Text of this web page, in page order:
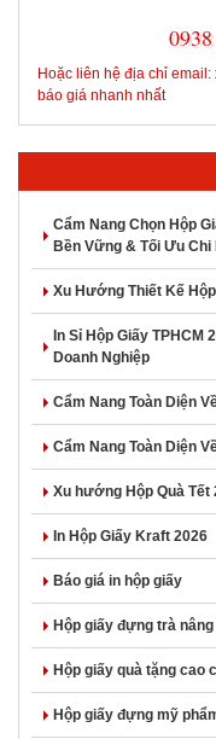
Hoặc liên hệ địa chỉ email:
báo giá nhanh nhất
Cẩm Nang Chọn Hộp
Bền Vững & Tối Ưu
Xu Hướng Thiết Kế
In Sỉ Hộp Giấy TPHCM
Doanh Nghiệp
Cẩm Nang Toàn Diện
Cẩm Nang Toàn Diện
Xu hướng Hộp Quà Tết
In Hộp Giấy Kraft 2026
Báo giá in hộp giấy
Hộp giấy đựng trà
Hộp giấy quà tặng cao
Hộp giấy đựng mỹ